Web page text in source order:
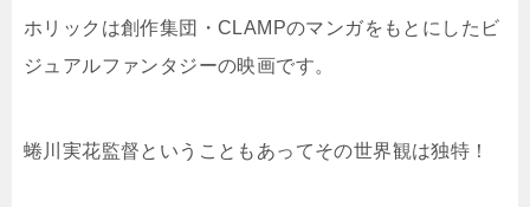
ホリックは創作集団・ CLAMPのマンガをもとにしたビ
ジュアルファンタジーの映画です。
蜷川実花監督ということもあってその世界観は独特！